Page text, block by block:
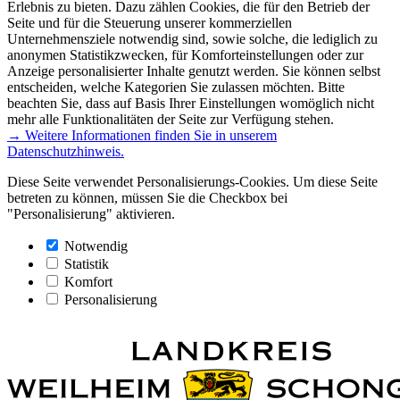
Erlebnis zu bieten. Dazu zählen Cookies, die für den Betrieb der
Seite und für die Steuerung unserer kommerziellen
Unternehmensziele notwendig sind, sowie solche, die lediglich zu
anonymen Statistikzwecken, für Komforteinstellungen oder zur
Anzeige personalisierter Inhalte genutzt werden. Sie können selbst
entscheiden, welche Kategorien Sie zulassen möchten. Bitte
beachten Sie, dass auf Basis Ihrer Einstellungen womöglich nicht
mehr alle Funktionalitäten der Seite zur Verfügung stehen.
→ Weitere Informationen finden Sie in unserem
Datenschutzhinweis.
Diese Seite verwendet Personalisierungs-Cookies. Um diese Seite
betreten zu können, müssen Sie die Checkbox bei
"Personalisierung" aktivieren.
Notwendig
Statistik
Komfort
Personalisierung